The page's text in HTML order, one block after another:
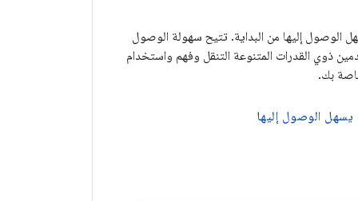
الوصول إليها من البداية. تتيح سهولة الوصول
ذوي القدرات المتنوعة التنقل وفهم واستخدام
بك.
الوصول إليها